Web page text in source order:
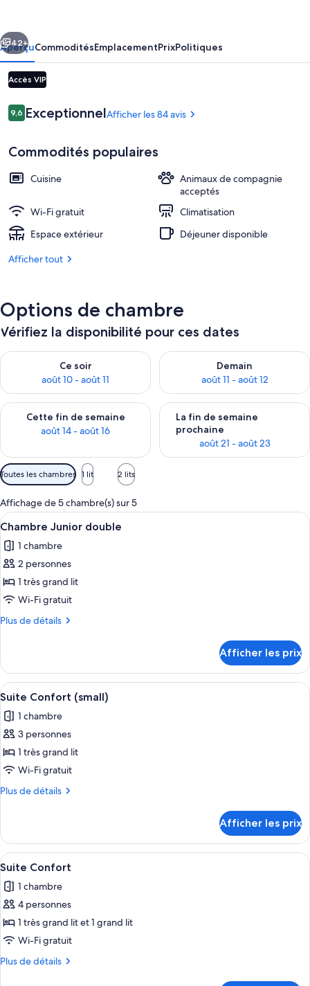
Buffet déjeuner servi tous les jours
Suivant
42+
AperçuCommoditésEmplacementPrixPolitiques
Accès VIP
Avis
9,69,6 sur 10 –
ExceptionnelAfficher les 84 avis
Commodités populaires
Cuisine
Animaux de compagnie
acceptés
Wi-Fi gratuit
Climatisation
Espace extérieur
Déjeuner disponible
Afficher tout
Options de chambre
Vérifiez la disponibilité pour ces dates
Ce soir
août 10 - août 11
Vérifier la disponibilité pour ce soir août 10 - août 11
Demain
août 11 - août 12
Vérifier la disponibilité pour
Cette fin de semaine
août 14 - août 16
Vérifier la disponibilité pour cette fin de semaine août 14 -
La fin de semaine
prochaine
août 21 - août 23
Vérifier la disponibilité pour
Filtres
disponibles
pour
les
chambres
Toutes les chambres 1 lit 2 lits
Affichage de 5 chambre(s) sur 5
Afficher
toutes
les
photos
pour
ce
type
Chambre
Junior
double
Une chambre d’hôtel avec un lit,
8
Chambre Junior double
1 chambre
2 personnes
1 très grand lit
Wi-Fi gratuit
Plus de détails
Plus
Chambre
Junior
double
Afficher les prix
Afficher
toutes
les
photos
pour
ce
type
Suite
Confort
(small)
Une chambre d’hôtel comprenant
6
Suite Confort (small)
1 chambre
3 personnes
1 très grand lit
Wi-Fi gratuit
Plus de détails
Plus
Suite
Confort
(small)
Afficher les prix
Afficher
toutes
les
photos
pour
ce
type
Une chambre d’hôtel avec un
7
Suite Confort
1 chambre
4 personnes
1 très grand lit et 1 grand lit
Wi-Fi gratuit
Plus de détails
Plus